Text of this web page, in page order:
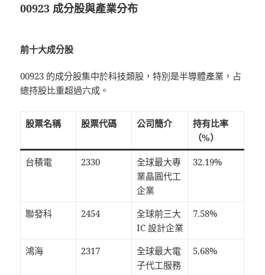
00923 成分股與產業分布
前十大成分股
00923 的成分股集中於科技類股，特別是半導體產業，占
總持股比重超過六成。
股票名稱 股票代碼 公司簡介
持有比率
（%）
台積電 2330
全球最大專
業晶圓代工
企業
32.19%
聯發科 2454
全球前三大
IC 設計企業
7.58%
鴻海 2317
全球最大電
子代工服務
5.68%